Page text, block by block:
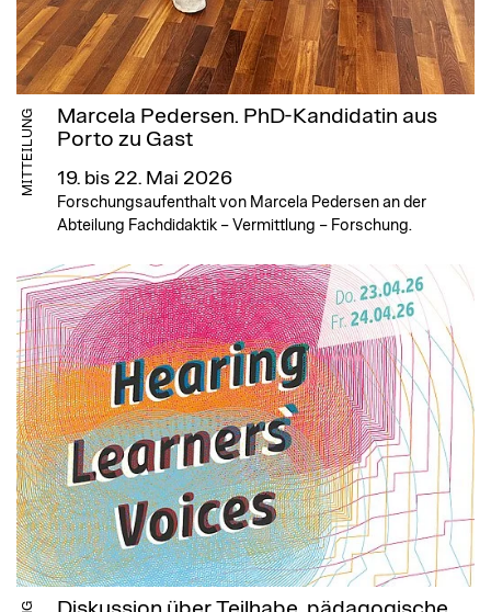
MITTEILUNG
Marcela Pedersen. PhD-Kandidatin aus
Porto zu Gast
19. bis 22. Mai 2026
Forschungsaufenthalt von Marcela Pedersen an der
Abteilung Fachdidaktik – Vermittlung – Forschung.